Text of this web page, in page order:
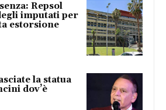
Repsol
imputati per
estorsione
la statua
dov’è